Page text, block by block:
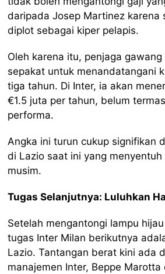
daripada Josep Martinez karena
diplot sebagai kiper pelapis.
Oleh karena itu, penjaga gawang
sepakat untuk menandatangani
tiga tahun. Di Inter, ia akan
€1.5 juta per tahun, belum
performa.
Angka ini turun cukup signifikan
di Lazio saat ini yang
musim.
Tugas Selanjutnya: Luluhkan
Setelah mengantongi lampu
tugas Inter Milan berikutnya
Lazio. Tantangan berat kini ada
manajemen Inter, Beppe Marotta